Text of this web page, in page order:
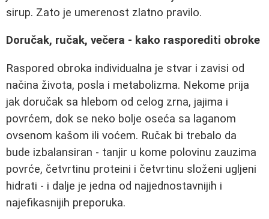
sirup. Zato je umerenost zlatno pravilo.
Doručak, ručak, večera - kako rasporediti obroke
Raspored obroka individualna je stvar i zavisi od
načina života, posla i metabolizma. Nekome prija
jak doručak sa hlebom od celog zrna, jajima i
povrćem, dok se neko bolje oseća sa laganom
ovsenom kašom ili voćem. Ručak bi trebalo da
bude izbalansiran - tanjir u kome polovinu zauzima
povrće, četvrtinu proteini i četvrtinu složeni ugljeni
hidrati - i dalje je jedna od najjednostavnijih i
najefikasnijih preporuka.